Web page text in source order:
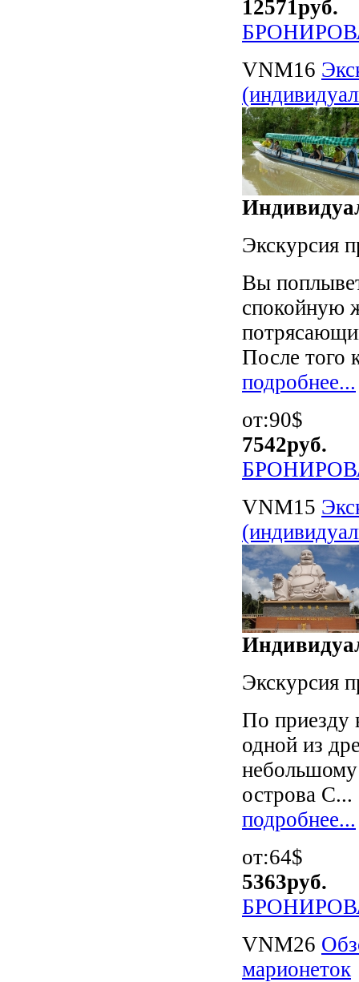
12571руб.
VNM16
Экскурсия
Вы
спокойную
После того
подробнее...
от:90$
7542руб.
VNM15
Экскурсия
По приезду
одной из
острова C...
подробнее...
от:64$
5363руб.
VNM26
марионеток